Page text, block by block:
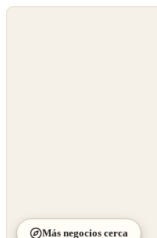
Más negocios cerca